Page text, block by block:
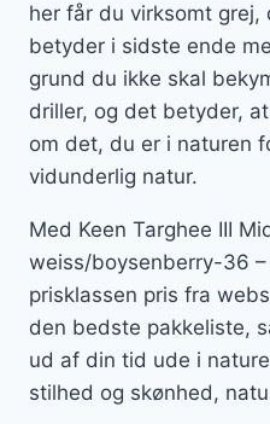
her får du virksomt grej,
betyder i sidste ende
grund du ikke skal
driller, og det betyder,
om det, du er i naturen
vidunderlig natur.
Med Keen Targhee III
weiss/boysenberry-36
prisklassen pris fra
den bedste pakkeliste,
ud af din tid ude i
stilhed og skønhed,